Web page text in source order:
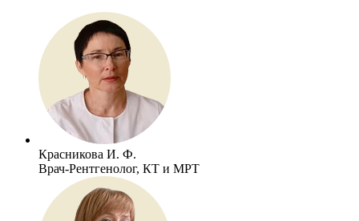
Красникова И. Ф.
Врач-Рентгенолог, КТ и МРТ